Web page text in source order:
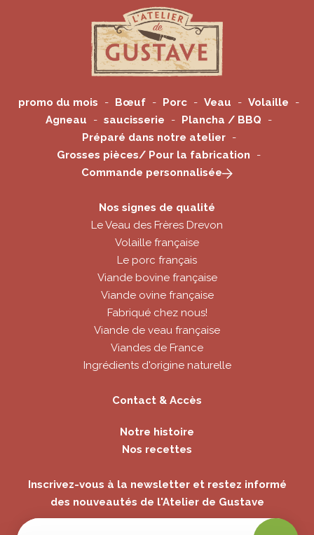
promo du mois Bœuf Porc Veau
Volaille
Agneau
saucisserie
Plancha / BBQ
Préparé dans notre atelier
Grosses pièces/ Pour la fabrication
Commande personnalisée
Nos signes de qualité
Le Veau des Frères Drevon
Volaille française
Le porc français
Viande bovine française
Viande ovine française
Fabriqué chez nous!
Viande de veau française
Viandes de France
Ingrédients d'origine naturelle
Contact & Accès
Notre histoire
Nos recettes
Inscrivez-vous à la newsletter et restez informé
des nouveautés de l'Atelier de Gustave